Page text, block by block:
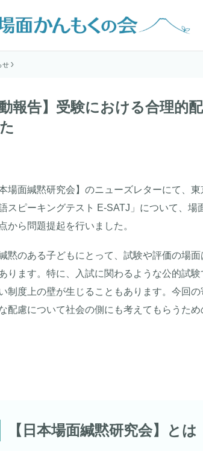
せ
動報告】受験における合理的
本場面緘黙研究会】のニューズレターにて、
スピーキングテスト E-SATJ」について、
から問題提起を行いました。
黙のある子どもにとって、試験や評価の場
ります。特に、入試に関わるような公的試
制度上の壁が生じることもあります。今回
配慮について社会の側にも考えてもらうため
【日本場面緘黙研究会】とは